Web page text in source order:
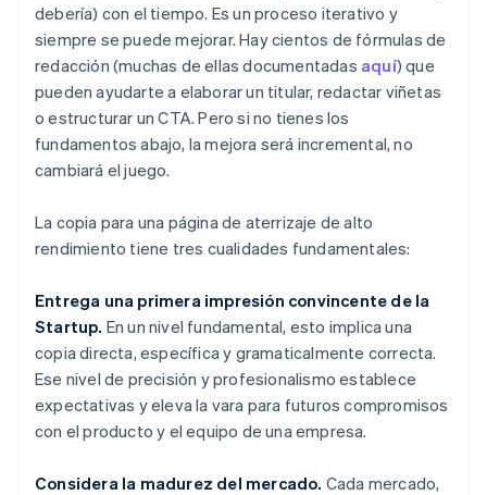
debería) con el tiempo. Es un proceso iterativo y
siempre se puede mejorar. Hay cientos de fórmulas de
redacción (muchas de ellas documentadas aquí) que
pueden ayudarte a elaborar un titular, redactar viñetas
o estructurar un CTA. Pero si no tienes los
fundamentos abajo, la mejora será incremental, no
cambiará el juego.
La copia para una página de aterrizaje de alto
rendimiento tiene tres cualidades fundamentales:
Entrega una primera impresión convincente de la
Startup. En un nivel fundamental, esto implica una
copia directa, específica y gramaticalmente correcta.
Ese nivel de precisión y profesionalismo establece
expectativas y eleva la vara para futuros compromisos
con el producto y el equipo de una empresa.
Considera la madurez del mercado. Cada mercado,